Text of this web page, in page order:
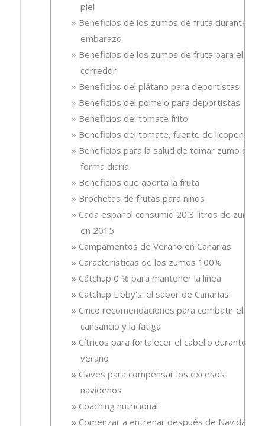
piel
Beneficios de los zumos de fruta durante el
embarazo
Beneficios de los zumos de fruta para el
corredor
Beneficios del plátano para deportistas
Beneficios del pomelo para deportistas
Beneficios del tomate frito
Beneficios del tomate, fuente de licopeno
Beneficios para la salud de tomar zumo de
forma diaria
Beneficios que aporta la fruta
Brochetas de frutas para niños
Cada español consumió 20,3 litros de zumo
en 2015
Campamentos de Verano en Canarias
Características de los zumos 100%
Cátchup 0 % para mantener la línea
Catchup Libby's: el sabor de Canarias
Cinco recomendaciones para combatir el
cansancio y la fatiga
Cítricos para fortalecer el cabello durante el
verano
Claves para compensar los excesos
navideños
Coaching nutricional
Comenzar a entrenar después de Navidad